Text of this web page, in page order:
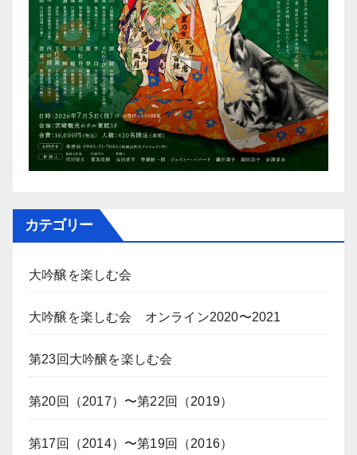
カテゴリー
大吟醸を楽しむ会
大吟醸を楽しむ会 オンライン2020〜2021
第23回大吟醸を楽しむ会
第20回（2017）〜第22回（2019）
第17回（2014）〜第19回（2016）